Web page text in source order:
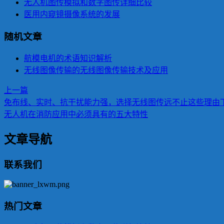
无人机图传模拟和数字图传详细比较
医用内窥镜摄像系统的发展
随机文章
航模电机的术语知识解析
无线图像传输的无线图像传输技术及应用
上一篇
免布线、实时、抗干扰能力强，选择无线图传远不止这些理由
无人机在消防应用中必须具有的五大特性
文章导航
联系我们
热门文章